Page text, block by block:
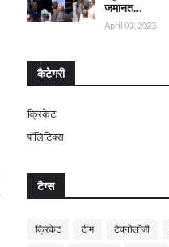
जमानत…
April 03, 2023
कैटेगरी
क्रिकेट
पॉलिटिक्स
टैग्स
क्रिकेट टीम टेक्नोलॉजी